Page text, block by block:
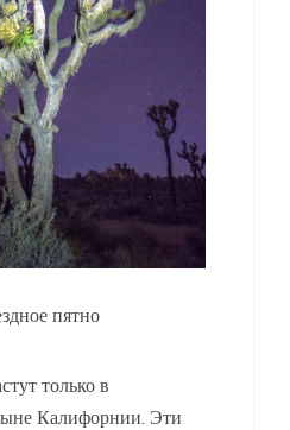
пятно
только в
Калифорнии. Эти